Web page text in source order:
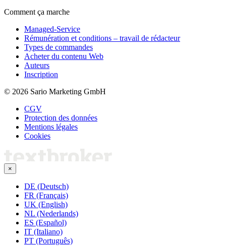
Comment ça marche
Managed-Service
Rémunération et conditions – travail de rédacteur
Types de commandes
Acheter du contenu Web
Auteurs
Inscription
© 2026 Sario Marketing GmbH
CGV
Protection des données
Mentions légales
Cookies
×
DE (Deutsch)
FR (Français)
UK (English)
NL (Nederlands)
ES (Español)
IT (Italiano)
PT (Português)